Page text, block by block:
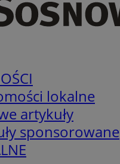
lokalne
artykuły
sponsorowane